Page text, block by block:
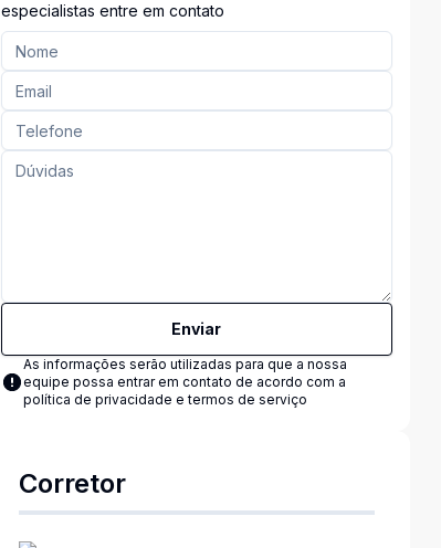
especialistas entre em contato
Enviar
As informações serão utilizadas para que a nossa
equipe possa entrar em contato de acordo com a
política de privacidade e termos de serviço
Corretor